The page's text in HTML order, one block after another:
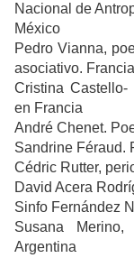
Nacional de
México
Pedro Vianna,
asociativo. Francia
Cristina
en Francia
André Chenet.
Sandrine Féraud.
Cédric Rutter,
David Acera
Sinfo Fernández
Susana Merino,
Argentina